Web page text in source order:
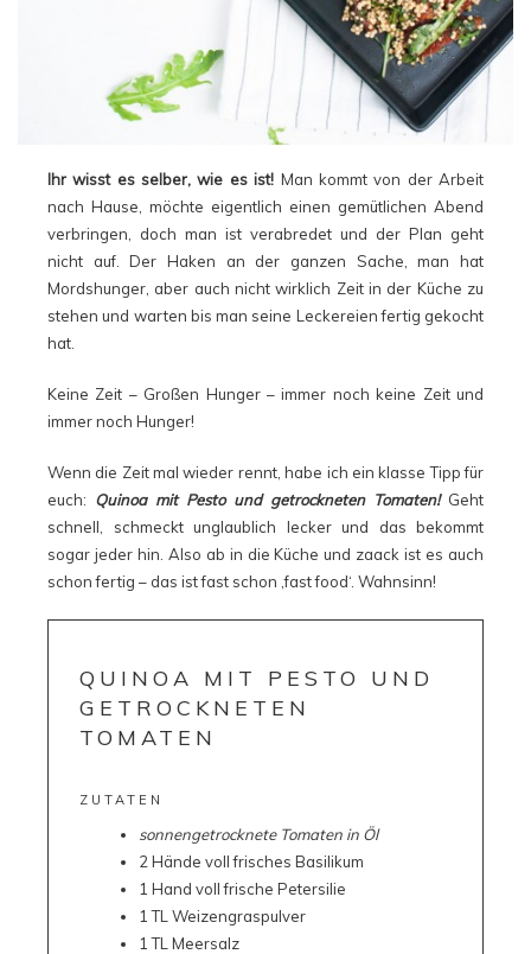
Ihr wisst es selber, wie es ist! Man kommt von der Arbeit
nach Hause, möchte eigentlich einen gemütlichen Abend
verbringen, doch man ist verabredet und der Plan geht
nicht auf. Der Haken an der ganzen Sache, man hat
Mordshunger, aber auch nicht wirklich Zeit in der Küche zu
stehen und warten bis man seine Leckereien fertig gekocht
hat.
Keine Zeit – Großen Hunger – immer noch keine Zeit und
immer noch Hunger!
Wenn die Zeit mal wieder rennt, habe ich ein klasse Tipp für
euch: Quinoa mit Pesto und getrockneten Tomaten! Geht
schnell, schmeckt unglaublich lecker und das bekommt
sogar jeder hin. Also ab in die Küche und zaack ist es auch
schon fertig – das ist fast schon ‚fast food‘. Wahnsinn!
QUINOA MIT PESTO UND
GETROCKNETEN
TOMATEN
ZUTATEN
sonnengetrocknete Tomaten in Öl
2 Hände voll frisches Basilikum
1 Hand voll frische Petersilie
1 TL Weizengraspulver
1 TL Meersalz